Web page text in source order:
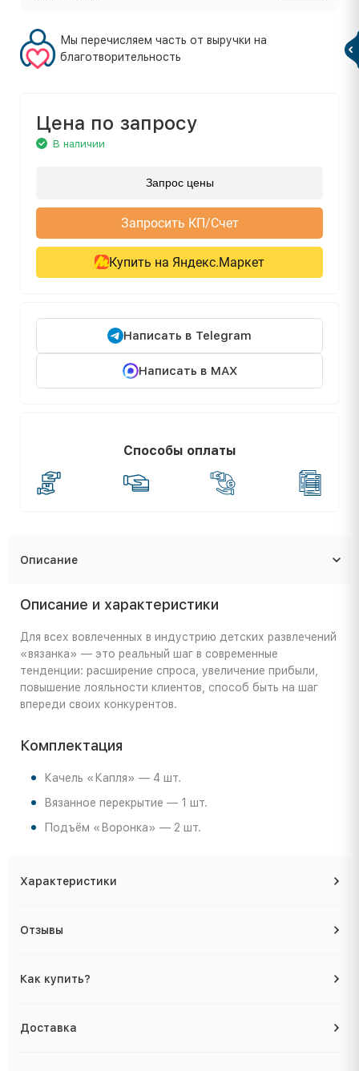
Мы перечисляем часть от выручки на
благотворительность
Цена по запросу
В наличии
Запрос цены
Запросить КП/Счет
Купить на Яндекс.Маркет
Написать в Telegram
Написать в MAX
Способы оплаты
Описание
Описание и характеристики
Для всех вовлеченных в индустрию детских развлечений
«вязанка» — это реальный шаг в современные
тенденции: расширение спроса, увеличение прибыли,
повышение лояльности клиентов, способ быть на шаг
впереди своих конкурентов.
Комплектация
Качель «Капля» — 4 шт.
Вязанное перекрытие — 1 шт.
Подъём «Воронка» — 2 шт.
Характеристики
Отзывы
Как купить?
Доставка